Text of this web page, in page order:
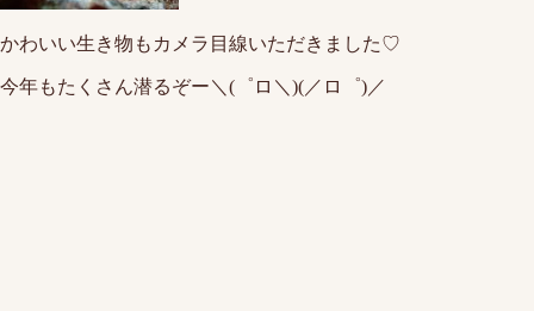
かわいい生き物もカメラ目線いただきました♡
今年もたくさん潜るぞー＼(゜ロ＼)(／ロ゜)／